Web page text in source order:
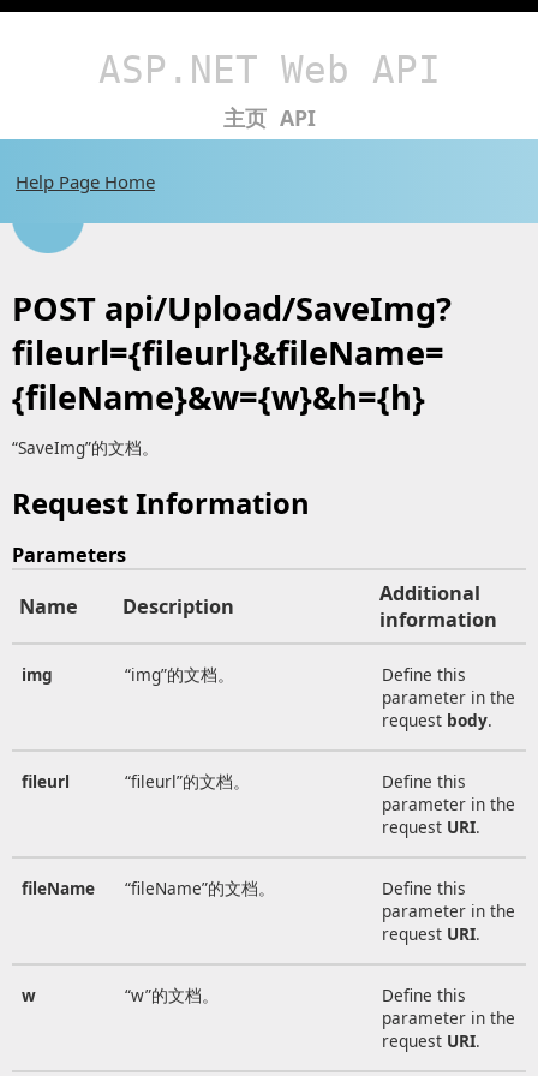
ASP.NET Web API
主页 API
Help Page Home
POST api/Upload/SaveImg?
fileurl={fileurl}&fileName=
{fileName}&w={w}&h={h}
“SaveImg”的文档。
Request Information
Parameters
Name
Description
Additional
information
img “img”的文档。
Define this
parameter in the
request body.
fileurl “fileurl”的文档。
Define this
parameter in the
request URI.
fileName “fileName”的文档。
Define this
parameter in the
request URI.
w “w”的文档。
Define this
parameter in the
request URI.